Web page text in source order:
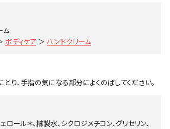
ム
ボディケア ＞ ハンドクリーム
り、手指の気になる部分によくのばしてください。
ロール＊、精製水、シクロジメチコン、グリセリン、